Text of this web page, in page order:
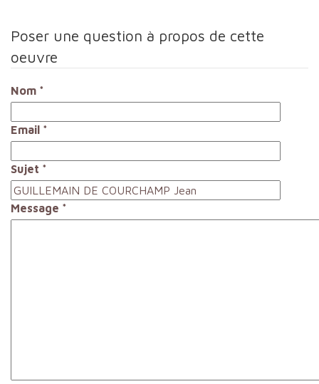
Poser une question à propos de cette
oeuvre
Nom *
Email *
Sujet *
Message *